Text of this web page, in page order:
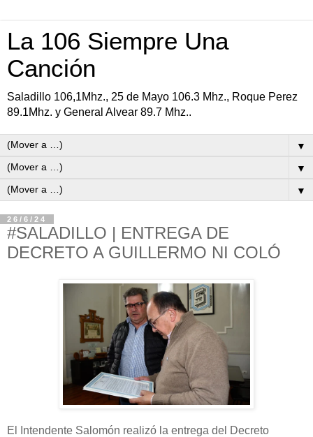
La 106 Siempre Una
Canción
Saladillo 106,1Mhz., 25 de Mayo 106.3 Mhz., Roque Perez
89.1Mhz. y General Alvear 89.7 Mhz..
▼
▼
▼
26/6/24
#SALADILLO | ENTREGA DE
DECRETO A GUILLERMO NI COLÓ
El Intendente Salomón realizó la entrega del Decreto